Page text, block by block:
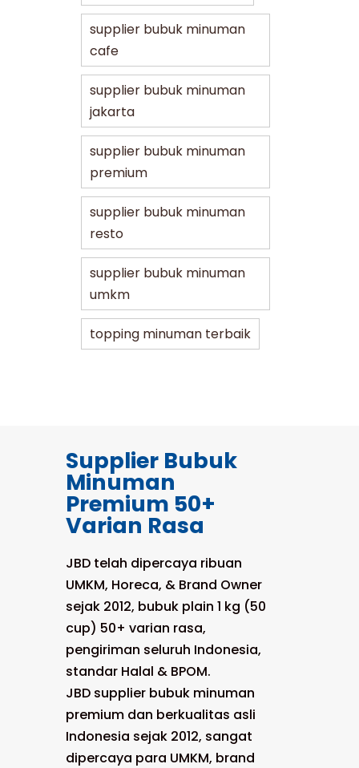
supplier bubuk minuman
cafe
supplier bubuk minuman
jakarta
supplier bubuk minuman
premium
supplier bubuk minuman
resto
supplier bubuk minuman
umkm
topping minuman terbaik
Supplier Bubuk
Minuman
Premium 50+
Varian Rasa
JBD telah dipercaya ribuan
UMKM, Horeca, & Brand Owner
sejak 2012, bubuk plain 1 kg (50
cup) 50+ varian rasa,
pengiriman seluruh Indonesia,
standar Halal & BPOM.
JBD supplier bubuk minuman
premium dan berkualitas asli
Indonesia sejak 2012, sangat
dipercaya para UMKM, brand